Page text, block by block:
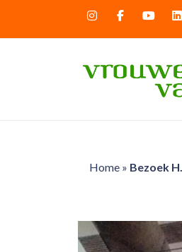
Home» Bezoek